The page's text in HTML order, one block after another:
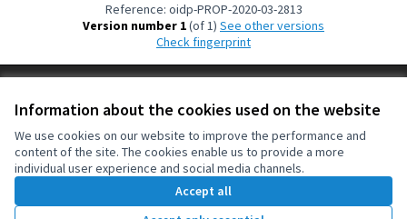
Information about the cookies used on the website
We use cookies on our website to improve the performance and
content of the site. The cookies enable us to provide a more
individual user experience and social media channels.
Accept all
Reference: oidp-PROP-2020-03-2813
Version number 1(of 1)
see other versions
Check fingerprint
Cookie settings
(External link)
OIDP at Facebook
(External link)
OIDP at YouTube
(External link)
English
Choose languageChoisir la langueElegir el idioma